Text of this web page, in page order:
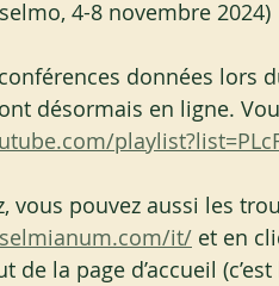
4-8 novembre 2024)
données lors
désormais en ligne.
vous pouvez aussi les
it/ et en
de la page d’accueil